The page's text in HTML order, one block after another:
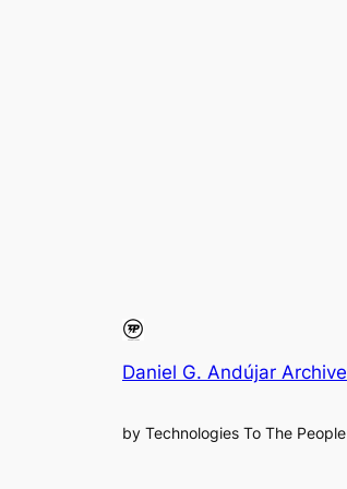
Daniel G. Andújar Archive
by Technologies To The People